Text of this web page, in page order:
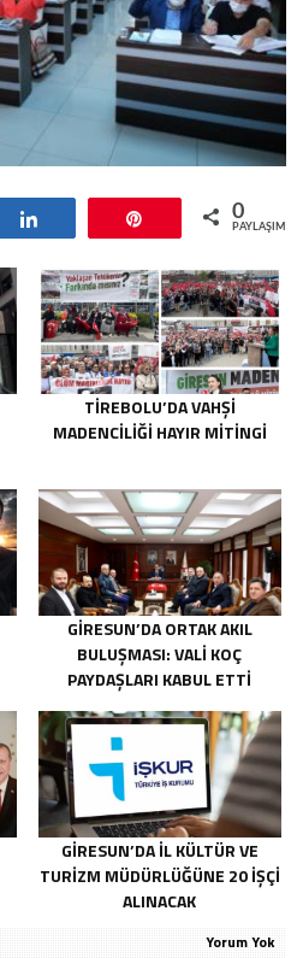
0
TIREBOLU’DA VAHŞI
MADENCILIĞI HAYIR MITINGI
GIRESUN’DA ORTAK AKIL
BULUŞMASI: VALI KOÇ
PAYDAŞLARI KABUL ETTI
GIRESUN’DA İL KÜLTÜR VE
TURIZM MÜDÜRLÜĞÜNE 20 İŞÇI
ALINACAK
Yorum Yok